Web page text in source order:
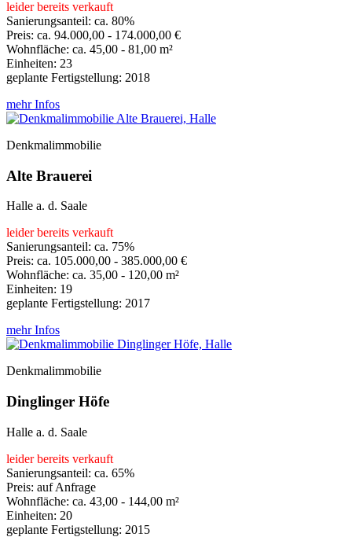
leider bereits verkauft
Sanierungsanteil: ca. 80%
Preis: ca. 94.000,00 - 174.000,00 €
Wohnfläche: ca. 45,00 - 81,00 m²
Einheiten: 23
geplante Fertigstellung: 2018
mehr Infos
Denkmalimmobilie
Alte Brauerei
Halle a. d. Saale
leider bereits verkauft
Sanierungsanteil: ca. 75%
Preis: ca. 105.000,00 - 385.000,00 €
Wohnfläche: ca. 35,00 - 120,00 m²
Einheiten: 19
geplante Fertigstellung: 2017
mehr Infos
Denkmalimmobilie
Dinglinger Höfe
Halle a. d. Saale
leider bereits verkauft
Sanierungsanteil: ca. 65%
Preis: auf Anfrage
Wohnfläche: ca. 43,00 - 144,00 m²
Einheiten: 20
geplante Fertigstellung: 2015